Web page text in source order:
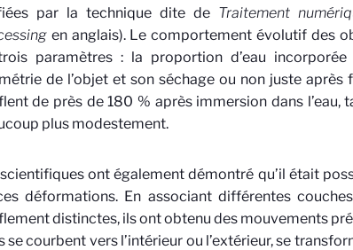
par la technique dite de Traitement
en anglais). Le comportement évolutif des
paramètres : la proportion d’eau
de l’objet et son séchage ou non juste
de près de 180 % après immersion dans l’eau,
plus modestement.
ont également démontré qu’il était
déformations. En associant différentes
distinctes, ils ont obtenu des mouvements
se courbent vers l’intérieur ou l’extérieur, se